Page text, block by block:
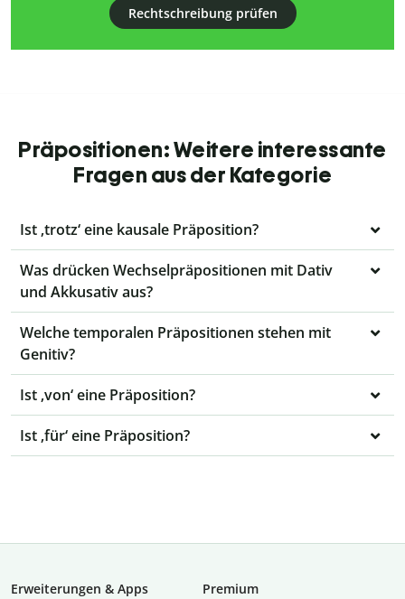
Rechtschreibung prüfen
Präpositionen: Weitere interessante
Fragen aus der Kategorie
Ist ‚trotz‘ eine kausale Präposition?
Was drücken Wechselpräpositionen mit Dativ
und Akkusativ aus?
Welche temporalen Präpositionen stehen mit
Genitiv?
Ist ‚von‘ eine Präposition?
Ist ‚für‘ eine Präposition?
Erweiterungen & Apps
Premium